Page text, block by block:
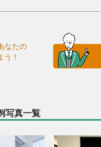
なたの
う！
写真一覧